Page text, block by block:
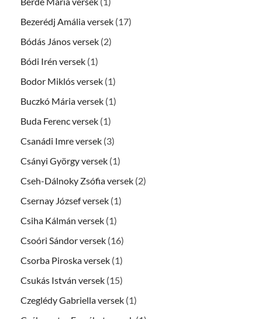
Bezerédj Amália versek (17)
Bódás János versek (2)
Bódi Irén versek (1)
Bodor Miklós versek (1)
Buczkó Mária versek (1)
Buda Ferenc versek (1)
Csanádi Imre versek (3)
Csányi György versek (1)
Cseh-Dálnoky Zsófia versek (2)
Csernay József versek (1)
Csiha Kálmán versek (1)
Csoóri Sándor versek (16)
Csorba Piroska versek (1)
Csukás István versek (15)
Czeglédy Gabriella versek (1)